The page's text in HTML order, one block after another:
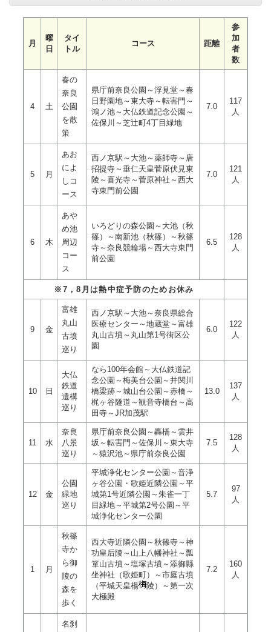
月
曜
日
タイ
トル
コース 距離
参
加
者
数
4 土
春の
奈良
公園
を散
策
県庁前奈良公園～浮見堂～春
日野園地～東大寺～転害門～
鴻ノ池～大仏鉄道記念公園～
佐保川～芝辻町4丁目緑地
7.0
117
人
5 月
あお
によ
しコ
ース
西ノ京駅～大池～薬師寺～唐
招提寺～垂仁天皇菅原伏見東
陵～喜光寺～菅原神社～西大
寺東門前公園
7.0
121
人
6 木
あや
め池
周辺
コー
ス
いろどりの森公園～大池（秋
篠）～南新池（秋篠）～秋篠
寺～奈良競輪場～西大寺東門
前公園
6.5
128
人
※7，8月は熱中症予防のためお休み
9 金
富雄
丸山
古墳
巡り
西ノ京駅～大池～奈良県総合
医療センター～地蔵堂～富雄
丸山古墳～丸山第1号街区公
園
6.0
122
人
10 日
大仏
鉄道
遺構
巡り
なら100年会館～大仏鉄道記
念公園～梅美台公園～井関川
橋梁跡～城山台公園～赤橋～
梶ヶ谷隧道～観音寺橋台～高
田寺～JR加茂駅
13.0
137
人
11 水
奈良
八景
巡り
県庁前奈良公園～轟橋～雲井
坂～転害門～佐保川～東大寺
～猿沢池～県庁前奈良公園
7.5
128
人
12 金
公園
緑地
巡り
平城浄化センター公園～音浄
ヶ谷公園・歌姫近隣公園～平
城第1号近隣公園～朱雀一丁
目緑地～平城第2号公園～平
城浄化センター公園
5.7
97
人
1 月
秋篠
寺か
ら御
陵の
森を
歩く
西大寺近隣公園～秋篠寺～神
功皇后陵～山上八幡神社～瓢
箪山古墳～塩塚古墳～添御縣
坐神社（歌姫町）～市庭古墳
（平城天皇楊
陵）～第一次
大極殿
7.2
160
人
名刹